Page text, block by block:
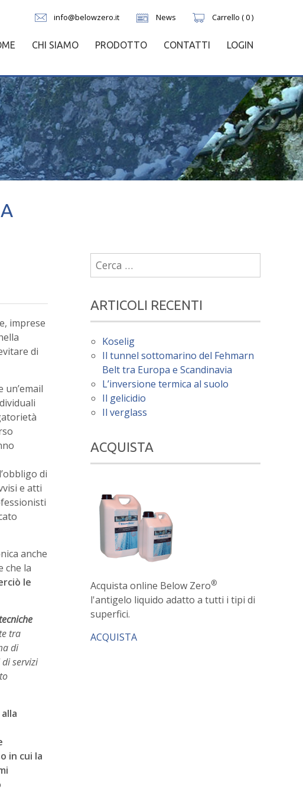
info@belowzero.it News Carrello ( 0 )
CHI SIAMO PRODOTTO CONTATTI LOGIN
imprese
di
di
e atti
anche
che la
le
tra
di
servizi
in cui la
Ricerca
per:
ARTICOLI RECENTI
Koselig
Il tunnel sottomarino del Fehmarn
Belt tra Europa e Scandinavia
L’inversione termica al suolo
Il gelicidio
Il verglass
ACQUISTA
Acquista online Below Zero®
l'antigelo liquido adatto a tutti i tipi di
superfici.
ACQUISTA